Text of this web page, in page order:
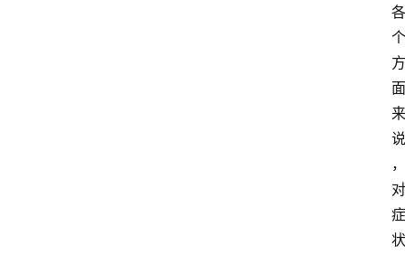
各
个
方
面
来
说
，
对
症
状